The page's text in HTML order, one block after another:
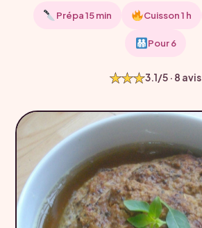
Prépa 15 min Cuisson 1 h
Pour 6
★★★3.1/5 · 8 avis